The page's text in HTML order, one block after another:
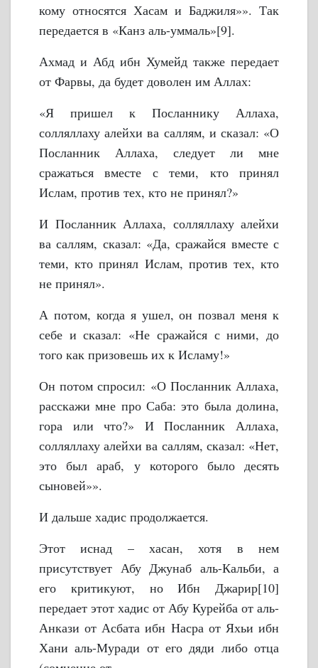
кому относятся Хасам и Баджиля»». Так
передается в «Канз аль-уммаль»[9].
Ахмад и Абд ибн Хумейд также передает
от Фарвы, да будет доволен им Аллах:
«Я пришел к Посланнику Аллаха,
солляллаху алейхи ва саллям, и сказал: «О
Посланник Аллаха, следует ли мне
сражаться вместе с теми, кто принял
Ислам, против тех, кто не принял?»
И Посланник Аллаха, солляллаху алейхи
ва саллям, сказал: «Да, сражайся вместе с
теми, кто принял Ислам, против тех, кто
не принял».
А потом, когда я ушел, он позвал меня к
себе и сказал: «Не сражайся с ними, до
того как призовешь их к Исламу!»
Он потом спросил: «О Посланник Аллаха,
расскажи мне про Саба: это была долина,
гора или что?» И Посланник Аллаха,
солляллаху алейхи ва саллям, сказал: «Нет,
это был араб, у которого было десять
сыновей»».
И дальше хадис продолжается.
Этот иснад – хасан, хотя в нем
присутствует Абу Джунаб аль-Кальби, а
его критикуют, но Ибн Джарир[10]
передает этот хадис от Абу Курейба от аль-
Анкази от Асбата ибн Насра от Яхьи ибн
Хани аль-Муради от его дяди либо отца